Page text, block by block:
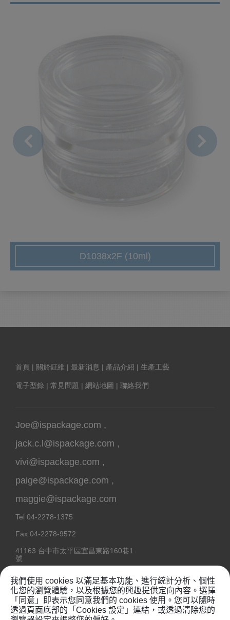
D1038x2F (10ml)
Joe@ispackage.com ,
jack.c.l@ispackage.com ,
vivi@ispackage.com ,
paige@ispackage.com ,
maggie@ispackage.com
Tel 04-2278-1375
Fax 04-2278-9572
41163 台中市太平區宜昌東路160巷1
號
首頁 | 關於鉦維 | 最新消息 | 產品介紹 | 生產工藝
電子型錄 | 常見問題 | 網站地圖 | 聯絡我們
Copyright @ 2020鉦維塑膠工業有限公司
我們使用 cookies 以滿足基本功能、進行統計分析、個性
化您的瀏覽體驗，以及根據您的興趣提供定向內容。選擇
「同意」即表示您同意我們的 cookies 使用。您可以隨時
透過頁面底部的「Cookies 設定」連結，或透過清除您的